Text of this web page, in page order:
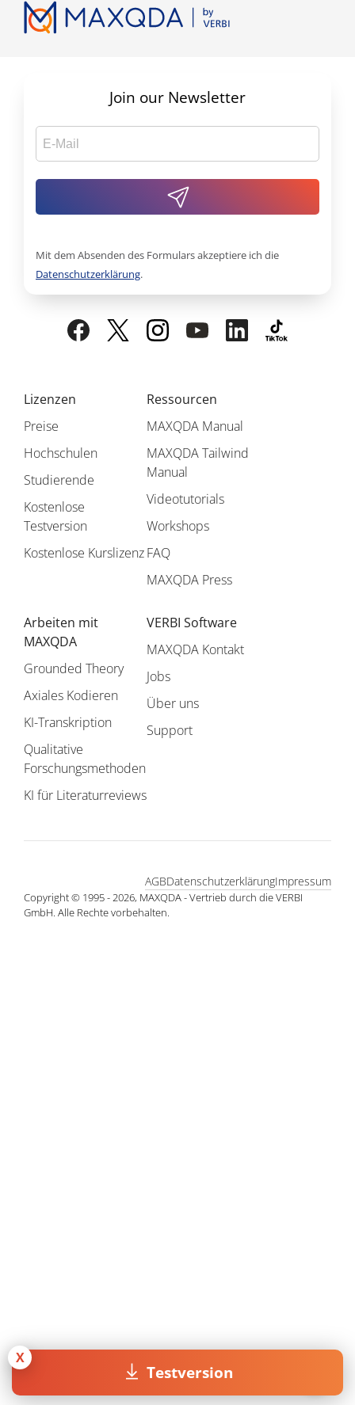
Testversion
X
Lizenzen
Preise
Hochschulen
Studierende
Kostenlose
Testversion
Kostenlose Kurslizenz
Ressourcen
MAXQDA Manual
MAXQDA Tailwind
Manual
Videotutorials
Workshops
FAQ
MAXQDA Press
Arbeiten mit
MAXQDA
Grounded Theory
Axiales Kodieren
KI-Transkription
Qualitative
Forschungsmethoden
KI für Literaturreviews
VERBI Software
MAXQDA Kontakt
Jobs
Über uns
Support
Join our Newsletter
Mit dem Absenden des Formulars akzeptiere ich die
Datenschutzerklärung.
Copyright © 1995 - 2026, MAXQDA - Vertrieb durch die VERBI
GmbH. Alle Rechte vorbehalten.
Impressum
Datenschutzerklärung
AGB